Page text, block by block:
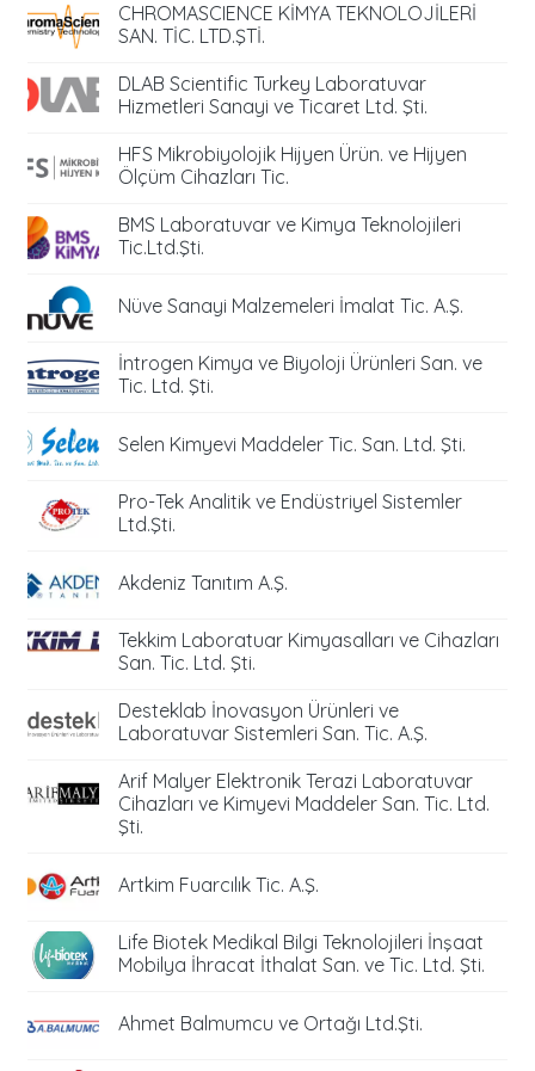
CHROMASCIENCE KİMYA TEKNOLOJİLERİ
SAN. TİC. LTD.ŞTİ.
DLAB Scientific Turkey Laboratuvar
Hizmetleri Sanayi ve Ticaret Ltd. Şti.
HFS Mikrobiyolojik Hijyen Ürün. ve Hijyen
Ölçüm Cihazları Tic.
BMS Laboratuvar ve Kimya Teknolojileri
Tic.Ltd.Şti.
Nüve Sanayi Malzemeleri İmalat Tic. A.Ş.
İntrogen Kimya ve Biyoloji Ürünleri San. ve
Tic. Ltd. Şti.
Selen Kimyevi Maddeler Tic. San. Ltd. Şti.
Pro-Tek Analitik ve Endüstriyel Sistemler
Ltd.Şti.
Akdeniz Tanıtım A.Ş.
Tekkim Laboratuar Kimyasalları ve Cihazları
San. Tic. Ltd. Şti.
Desteklab İnovasyon Ürünleri ve
Laboratuvar Sistemleri San. Tic. A.Ş.
Arif Malyer Elektronik Terazi Laboratuvar
Cihazları ve Kimyevi Maddeler San. Tic. Ltd.
Şti.
Artkim Fuarcılık Tic. A.Ş.
Life Biotek Medikal Bilgi Teknolojileri İnşaat
Mobilya İhracat İthalat San. ve Tic. Ltd. Şti.
Ahmet Balmumcu ve Ortağı Ltd.Şti.